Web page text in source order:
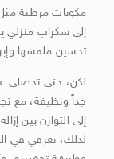
مكونات مرطبة مثل
إلى سكراب منزلي
تحسين ملمسها
لكن، حتى تحصلي
جداً ونظيفة، مع
إلى التوازن بين
لذلك، تعرفي في